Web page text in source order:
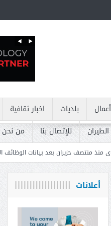
بلديات اخبار ثقافية
للإتصال بنا من نحن
الوظائف الأميركية الضعيفة
أعلانات